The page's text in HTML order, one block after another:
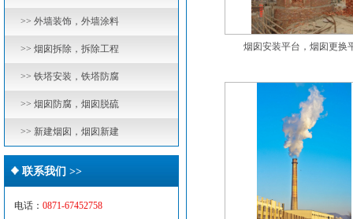
>> 外墙装饰，外墙涂料
>> 烟囱拆除，拆除工程
>> 铁塔安装，铁塔防腐
>> 烟囱防腐，烟囱脱硫
>> 新建烟囱，烟囱新建
联系我们 >>
电话： 0871-67452758
烟囱安装平台，烟囱更换